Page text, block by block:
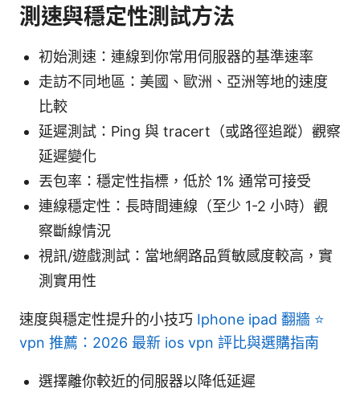
測速與穩定性測試方法
初始測速：連線到你常用伺服器的基準速率
走訪不同地區：美國、歐洲、亞洲等地的速度
比較
延遲測試：Ping 與 tracert（或路徑追蹤）觀察
延遲變化
丟包率：穩定性指標，低於 1% 通常可接受
連線穩定性：長時間連線（至少 1-2 小時）觀
察斷線情況
視訊/遊戲測試：當地網路品質敏感度較高，實
測實用性
速度與穩定性提升的小技巧 Iphone ipad 翻牆 ⭐
vpn 推薦：2026 最新 ios vpn 評比與選購指南
選擇離你較近的伺服器以降低延遲